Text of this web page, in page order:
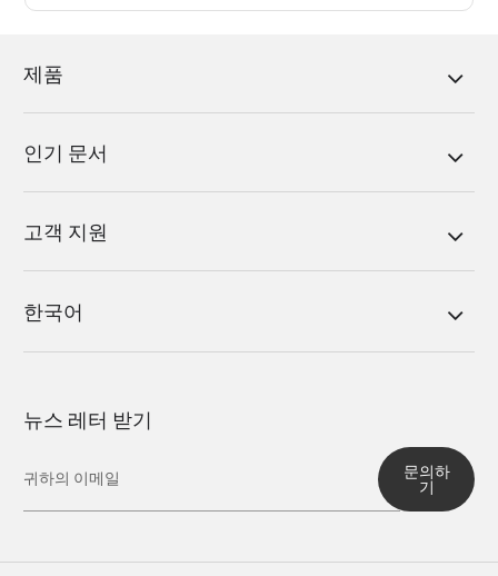
제품
인기 문서
고객 지원
한국어
뉴스 레터 받기
문의하
기